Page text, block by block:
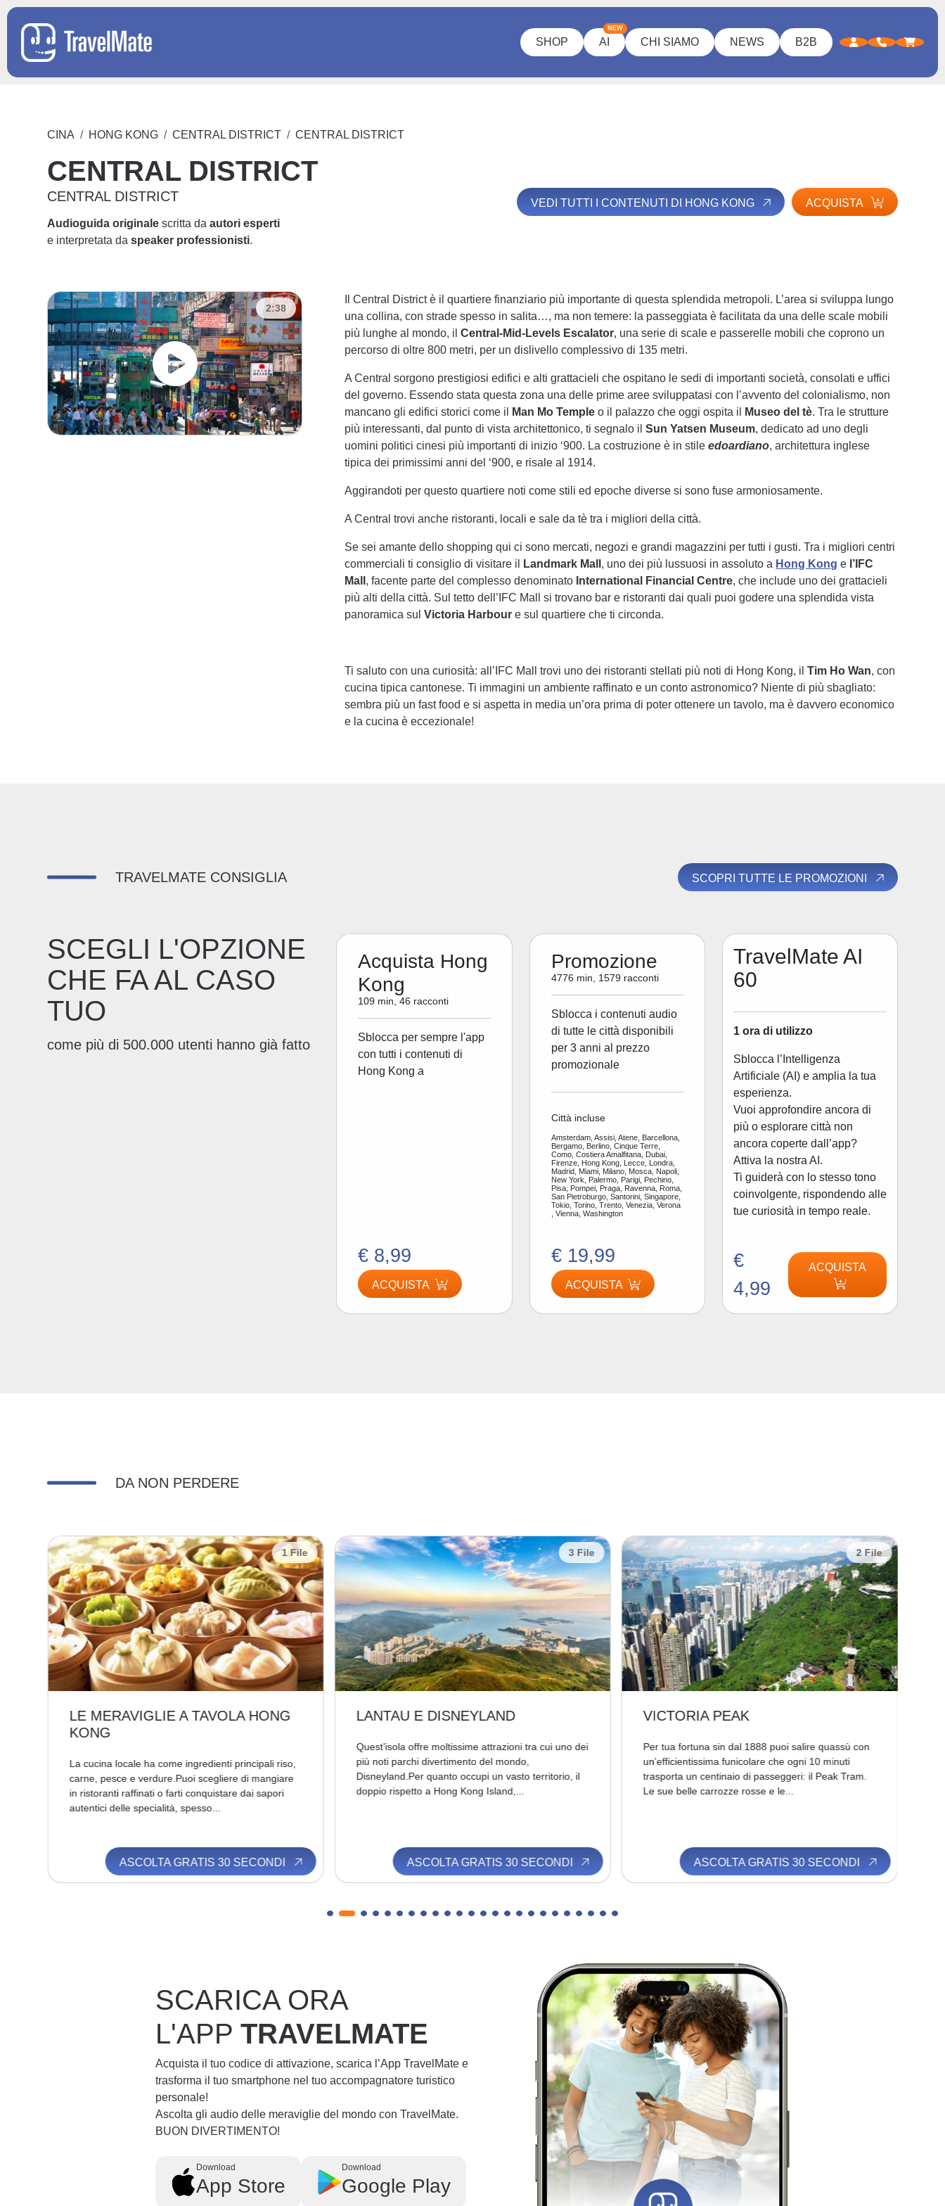
SHOP AI
NEW
CHI SIAMO NEWS B2B
CINA HONG KONG CENTRAL DISTRICT CENTRAL DISTRICT
CENTRAL DISTRICT
CENTRAL DISTRICT
Audioguida originale scritta daautori esperti
e interpretata daspeaker professionisti.
VEDI TUTTI I CONTENUTI DI HONG KONG ACQUISTA
2:38
Il Central District è il quartiere finanziario più importante di questa splendida metropoli. L’area si sviluppa lungo
una collina, con strade spesso in salita…, ma non temere: la passeggiata è facilitata da una delle scale mobili
più lunghe al mondo, ilCentral-Mid-Levels Escalator, una serie di scale e passerelle mobili che coprono un
percorso di oltre 800 metri, per un dislivello complessivo di 135 metri.
A Central sorgono prestigiosi edifici e alti grattacieli che ospitano le sedi di importanti società, consolati e uffici
del governo. Essendo stata questa zona una delle prime aree sviluppatasi con l’avvento del colonialismo, non
mancano gli edifici storici come il
Man Mo Temple o il palazzo che oggi ospita il Museo del tè. Tra le strutture
più interessanti, dal punto di vista architettonico, ti segnalo ilSun Yatsen Museum, dedicato ad uno degli
uomini politici cinesi più importanti di inizio ‘900. La costruzione è in stileedoardiano, architettura inglese
tipica dei primissimi anni del ‘900, e risale al 1914.
Aggirandoti per questo quartiere noti come stili ed epoche diverse si sono fuse armoniosamente.
A Central trovi anche ristoranti, locali e sale da tè tra i migliori della città.
Se sei amante dello shopping qui ci sono mercati, negozi e grandi magazzini per tutti i gusti. Tra i migliori centri
commerciali ti consiglio di visitare il
Landmark Mall , uno dei più lussuosi in assoluto a Hong Kong e l’IFC
Mall , facente parte del complesso denominato International Financial Centre, che include uno dei grattacieli
più alti della città. Sul tetto dell’IFC Mall si trovano bar e ristoranti dai quali puoi godere una splendida vista
panoramica sulVictoria Harbour e sul quartiere che ti circonda.
Ti saluto con una curiosità: all’IFC Mall trovi uno dei ristoranti stellati più noti di Hong Kong, ilTim Ho Wan, con
cucina tipica cantonese. Ti immagini un ambiente raffinato e un conto astronomico? Niente di più sbagliato:
sembra più un fast food e si aspetta in media un’ora prima di poter ottenere un tavolo, ma è davvero economico
e la cucina è eccezionale!
TRAVELMATE CONSIGLIA SCOPRI TUTTE LE PROMOZIONI
SCEGLI L'OPZIONE
CHE FA AL CASO
TUO
come più di 500.000 utenti hanno già fatto
Acquista Hong
Kong
109 min, 46 racconti
Sblocca per sempre l'app
con tutti i contenuti di
Hong Kong a
€ 8,99
ACQUISTA
Promozione
4776 min, 1579 racconti
Sblocca i contenuti audio
di tutte le città disponibili
per 3 anni al prezzo
promozionale
Città incluse
Amsterdam, Assisi, Atene, Barcellona,
Bergamo, Berlino, Cinque Terre,
Como, Costiera Amalfitana, Dubai,
Firenze, Hong Kong, Lecce, Londra,
Madrid, Miami, Milano, Mosca, Napoli,
New York, Palermo, Parigi, Pechino,
Pisa, Pompei, Praga, Ravenna, Roma,
San Pietroburgo, Santorini, Singapore,
Tokio, Torino, Trento, Venezia, Verona
, Vienna, Washington
€ 19,99
ACQUISTA
TravelMate AI
60
1 ora di utilizzo
Sblocca l’Intelligenza
Artificiale (AI) e amplia la tua
esperienza.
Vuoi approfondire ancora di
più o esplorare città non
ancora coperte dall’app?
Attiva la nostra AI.
Ti guiderà con lo stesso tono
coinvolgente, rispondendo alle
tue curiosità in tempo reale.
€
4,99
ACQUISTA
DA NON PERDERE
1 File
LE MERAVIGLIE A TAVOLA HONG
KONG
La cucina locale ha come ingredienti principali riso,
carne, pesce e verdure.Puoi scegliere di mangiare
in ristoranti raffinati o farti conquistare dai sapori
autentici delle specialità, spesso...
ASCOLTA GRATIS 30 SECONDI
3 File
LANTAU E DISNEYLAND
Quest’isola offre moltissime attrazioni tra cui uno dei
più noti parchi divertimento del mondo,
Disneyland.Per quanto occupi un vasto territorio, il
doppio rispetto a Hong Kong Island,...
ASCOLTA GRATIS 30 SECONDI
2 File
VICTORIA PEAK
Per tua fortuna sin dal 1888 puoi salire quassù con
un’efficientissima funicolare che ogni 10 minuti
trasporta un centinaio di passeggeri: il Peak Tram.
Le sue belle carrozze rosse e le...
ASCOLTA GRATIS 30 SECONDI
SCARICA ORA
L'APPTRAVELMATE
Acquista il tuo codice di attivazione, scarica l’App TravelMate e
trasforma il tuo smartphone nel tuo accompagnatore turistico
personale!
Ascolta gli audio delle meraviglie del mondo con TravelMate.
BUON DIVERTIMENTO!
Download
App Store
Download
Google Play